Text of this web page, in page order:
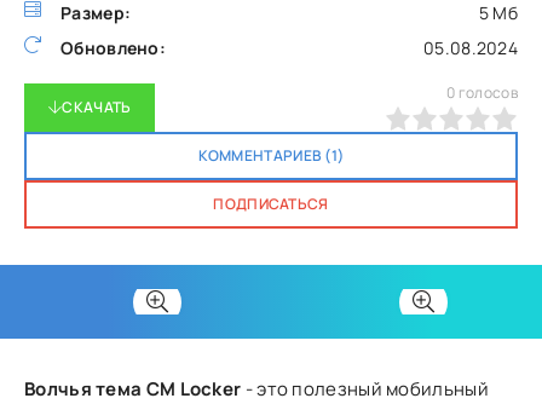
Размер:
5 Мб
Обновлено:
05.08.2024
СКАЧАТЬ
КОММЕНТАРИЕВ (1)
ПОДПИСАТЬСЯ
0 голосов
Волчья тема CM Locker - это полезный мобильный